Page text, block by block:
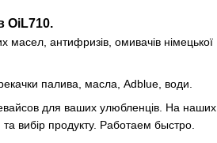
OiL710.
масел, антифризів, омивачів німецької
палива, масла, Adblue, води.
для ваших улюбленців. На наших
вибір продукту. Работаем быстро.